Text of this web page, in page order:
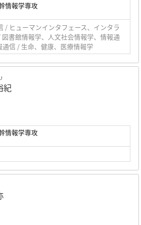
情報学専攻
/ ヒューマンインタフェース、インタラ
書館情報学、人文社会情報学、情報通
信 / 生命、健康、医療情報学
紀
情報学専攻